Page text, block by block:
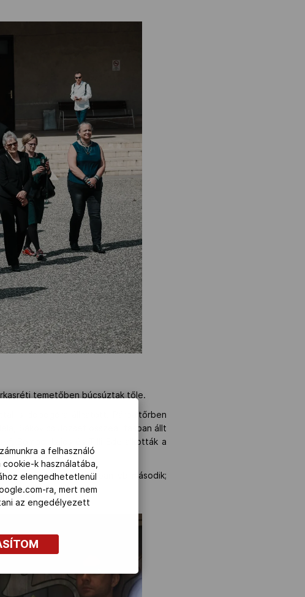
temetőben búcsúztak tőle.
is dobogóra állhatott. Párbajtőrben
Sákovics Jözsef összeállításban állt
Somodi Lajos és Tilli Ede alkották a
helyen zárt.
lett, 1966-ban vb-második;
volt.
a felhasználó
k használatába,
elengedhetetlenül
ra, mert nem
az engedélyezett